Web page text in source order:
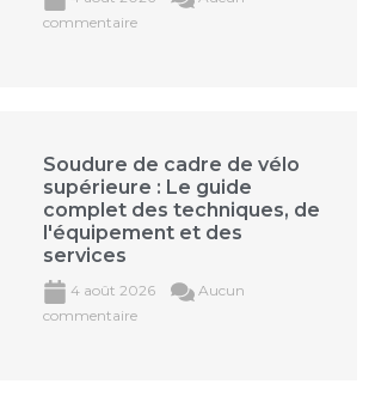
commentaire
Soudure de cadre de vélo
supérieure : Le guide
complet des techniques, de
l'équipement et des
services
4 août 2026
Aucun
commentaire